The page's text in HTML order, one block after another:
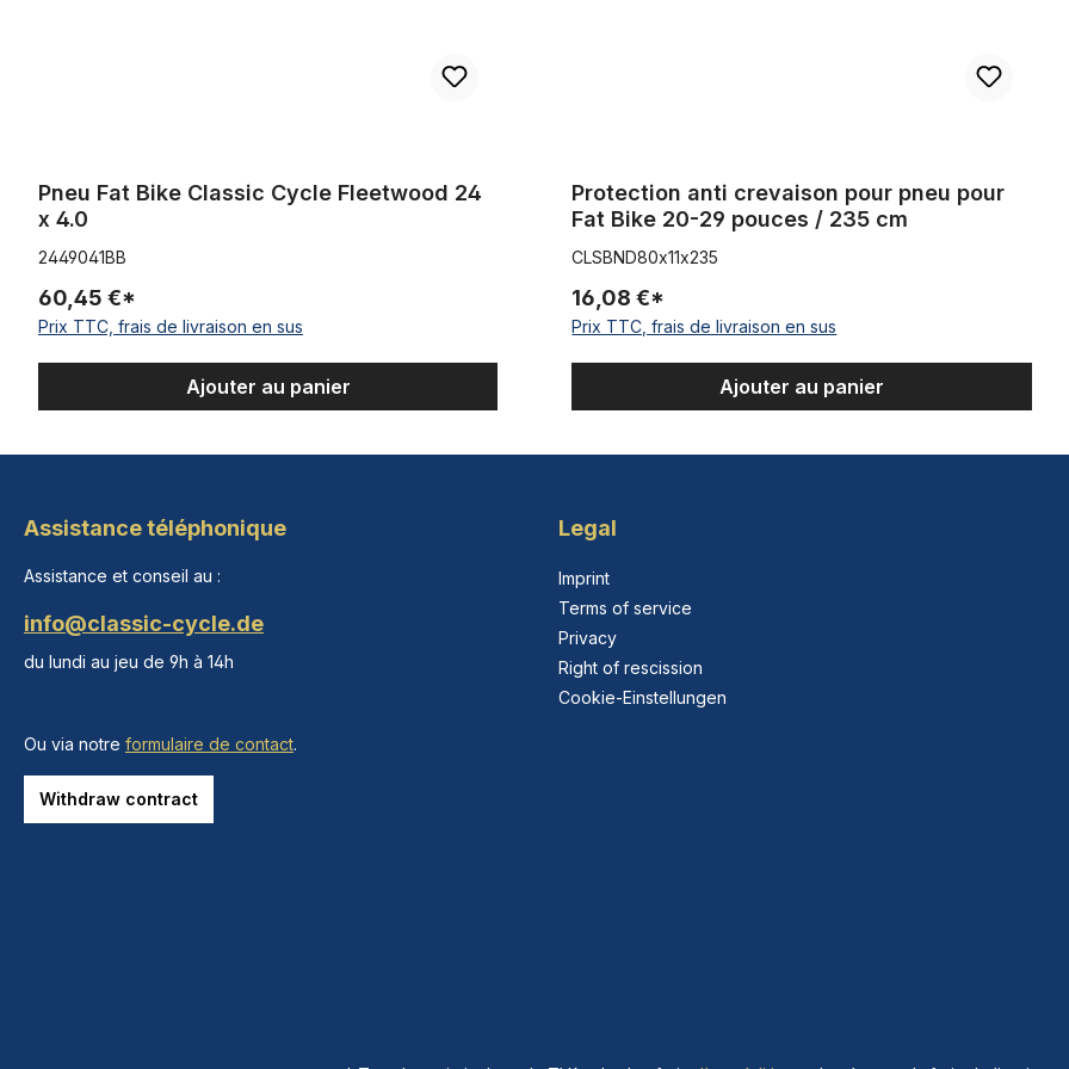
Pneu Fat Bike Classic Cycle Fleetwood 24
x 4.0
2449041BB
60,45 €*
Prix TTC, frais de livraison en sus
Ajouter au panier
Protection anti crevaison pour pneu pour
Fat Bike 20-29 pouces / 235 cm
CLSBND80x11x235
16,08 €*
Prix TTC, frais de livraison en sus
Ajouter au panier
Assistance téléphonique
Assistance et conseil au :
info@classic-cycle.de
du lundi au jeu de 9h à 14h
Ou via notre formulaire de contact.
Withdraw contract
Legal
Imprint
Terms of service
Privacy
Right of rescission
Cookie-Einstellungen